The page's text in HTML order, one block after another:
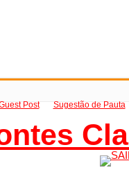
Post Sugestão de Pauta